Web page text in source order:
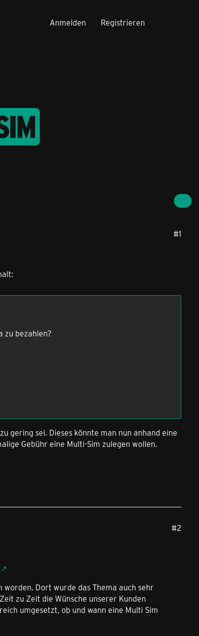
Anmelden Registrieren
#1
zu bezahlen?
gering sei. Dieses könnte man nun anhand eine
Gebühr eine Multi-Sim zulegen wollen.
#2
Dort wurde das Thema auch sehr
zu Zeit die Wünsche unserer Kunden
umgesetzt, ob und wann eine Multi Sim